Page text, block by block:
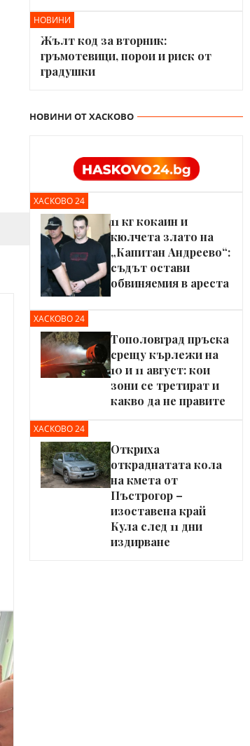
НОВИНИ
Жълт код за вторник:
гръмотевици, порои и риск от
градушки
НОВИНИ ОТ ХАСКОВО
ХАСКОВО 24
11 кг кокаин и
кюлчета злато на
„Капитан Андреево“:
съдът остави
обвиняемия в ареста
ХАСКОВО 24
Тополовград пръска
срещу кърлежи на
10 и 11 август: кои
зони се третират и
какво да не правите
ХАСКОВО 24
Откриха
откраднатата кола
на кмета от
Пъстрогор –
изоставена край
Кула след 11 дни
издирване